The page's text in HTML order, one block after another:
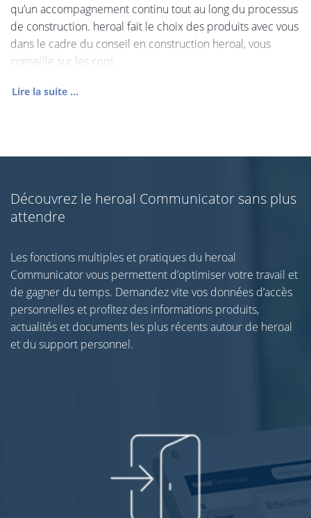
qu’un accompagnement continu tout au long du processus
de construction. heroal fait le choix des produits avec vous
dans le cadre du conseil en construction heroal, vous
conseille sur les cons
Lire la suite ...
Découvrez le heroal Communicator sans plus
attendre
Les fonctions multiples et pratiques du heroal
Communicator vous permettent d’optimiser votre travail et
de gagner du temps. Demandez vite vos données d’accès
personnelles et profitez des informations produits,
actualités et documents les plus récents autour de heroal
et du support personnel.